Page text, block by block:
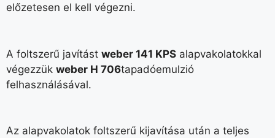
előzetesen el kell végezni.
A foltszerű javítást weber 141 KPS alapvakolatokkal
végezzük weber H 706tapadóemulzió
felhasználásával.
Az alapvakolatok foltszerű kijavítása után a teljes